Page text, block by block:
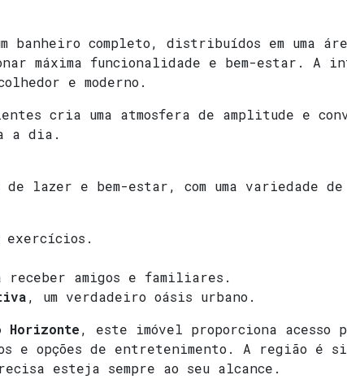
banheiro completo, distribuídos em uma
máxima funcionalidade e bem-estar. A
e moderno.
cria uma atmosfera de amplitude e
a dia.
lazer e bem-estar, com uma variedade de
exercícios.
amigos e familiares.
, um verdadeiro oásis urbano.
Horizonte, este imóvel proporciona acesso
e opções de entretenimento. A região é
esteja sempre ao seu alcance.